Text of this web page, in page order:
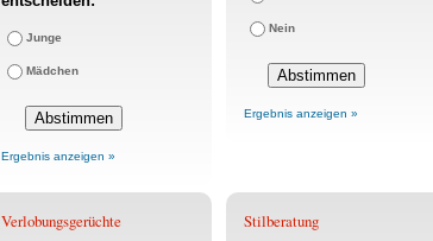
Junge
Mädchen
Ergebnis anzeigen »
Nein
Ergebnis anzeigen »
Verlobungsgerüchte Stilberatung